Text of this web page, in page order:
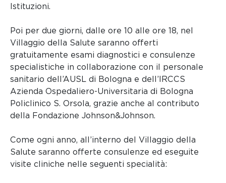
Istituzioni.
Poi per due giorni, dalle ore 10 alle ore 18, nel
Villaggio della Salute saranno offerti
gratuitamente esami diagnostici e consulenze
specialistiche in collaborazione con il personale
sanitario dell’AUSL di Bologna e dell’IRCCS
Azienda Ospedaliero-Universitaria di Bologna
Policlinico S. Orsola, grazie anche al contributo
della Fondazione Johnson&Johnson.
Come ogni anno, all’interno del Villaggio della
Salute saranno offerte consulenze ed eseguite
visite cliniche nelle seguenti specialità: